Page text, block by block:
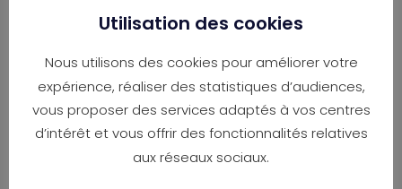
Política de Utilização
de Biscoitos
ANTECEDENTES: O QUE É UM BISCOITO?
Um cookie é um ficheiro de texto que contém uma
Utilisation des cookies
Nous utilisons des cookies pour améliorer votre
expérience, réaliser des statistiques d’audiences,
vous proposer des services adaptés à vos centres
d’intérêt et vous offrir des fonctionnalités relatives
aux réseaux sociaux.